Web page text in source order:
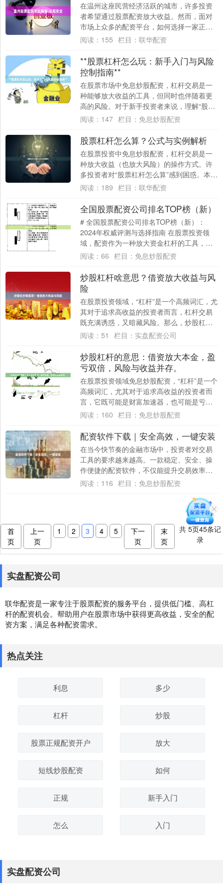
在温州这座民营经济活跃的城市，许多投资
者希望通过股票配资放大收益。然而，面对
市场上众多的配资平台，如何选择一家正规
安全的平台成为关键。本文将为您推荐温州
阅读： 155 栏目： 联华配资
**股票杠杆怎么玩：新手入门与风险
控制指南**
在股票市场中免息炒股配资，杠杆交易是一
种能够放大收益的工具，但同时也伴随着更
高的风险。对于新手投资者来说，理解“股票
杠杆怎么玩”以及如何有效控制风险，是进入
阅读： 147 栏目： 免息炒股配资
股票杠杆怎么算？公式与实例解析
在股票投资中免息炒股配资，杠杆交易是一
种放大收益（也放大风险）的操作方式。许
多投资者对“股票杠杆怎么算”感到困惑。本文
将用简洁的公式和具体实例，帮你彻底搞懂
阅读： 189 栏目： 联华配资
全国股票配资公司排名TOP榜（新）
# 全国股票配资公司排名TOP榜（新）：
2024年权威评测与选择指南 在股票投资领
域，配资作为一种放大资金杠杆的工具，近
年来受到越来越多投资者的关注。然而，面
阅读： 66 栏目： 免息炒股配资
炒股杠杆啥意思？借资放大收益与风
险
在股票投资领域，“杠杆”是一个高频词汇，尤
其对于追求高收益的投资者而言，杠杆交易
既充满诱惑，又暗藏风险。那么，炒股杠杆
到底是什么意思？简单来说免息炒股配资，
阅读： 51 栏目： 实盘配资公司
炒股杠杆的意思：借资放大本金，盈
亏双倍，风险与收益并存。
在股票投资领域免息炒股配资，“杠杆”是一个
高频词汇，尤其对于追求高收益的投资者而
言，它既可能是财富加速器，也可能是亏损
放大器。那么，炒股杠杆的意思究竟是什
阅读： 160 栏目： 免息炒股配资
配资软件下载｜安全高效，一键安装
在当今快节奏的金融市场中，投资者对交易
工具的要求越来越高。一款稳定、安全、操
作便捷的配资软件，不仅能提升交易效率，
还能帮助用户更好地把握市场机会。本文将
阅读： 116 栏目： 免息炒股配资
首
页
上一
页
1 2 3 4 5
下一
页
末
页
共 5页45条记
录
实盘配资公司
联华配资是一家专注于股票配资的服务平台，提供低门槛、高杠
杆的配资机会。帮助用户在股票市场中获得更高收益，安全的配
资方案，满足各种配资需求。
热点关注
利息 多少
杠杆 炒股
股票正规配资开户 放大
短线炒股配资 如何
正规 新手入门
怎么 入门
实盘配资公司